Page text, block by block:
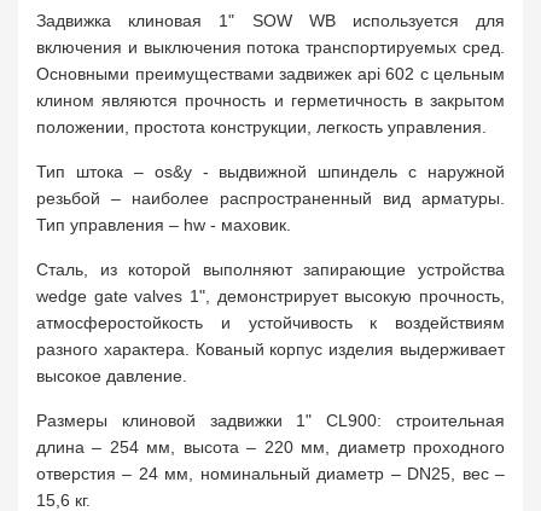
Задвижка клиновая 1" SOW WB используется для
включения и выключения потока транспортируемых сред.
Основными преимуществами задвижек api 602 с цельным
клином являются прочность и герметичность в закрытом
положении, простота конструкции, легкость управления.
Тип штока – os&y - выдвижной шпиндель с наружной
резьбой – наиболее распространенный вид арматуры.
Тип управления – hw - маховик.
Сталь, из которой выполняют запирающие устройства
wedge gate valves 1", демонстрирует высокую прочность,
атмосферостойкость и устойчивость к воздействиям
разного характера. Кованый корпус изделия выдерживает
высокое давление.
Размеры клиновой задвижки 1" CL900: строительная
длина – 254 мм, высота – 220 мм, диаметр проходного
отверстия – 24 мм, номинальный диаметр – DN25, вес –
15,6 кг.